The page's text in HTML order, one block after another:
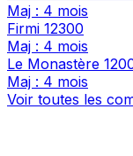
Maj : 4 mois
Firmi 12300
Maj : 4 mois
Le Monastère
Maj : 4 mois
Voir toutes les